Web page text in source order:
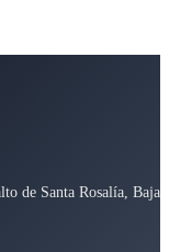
de Santa Rosalía, Baja